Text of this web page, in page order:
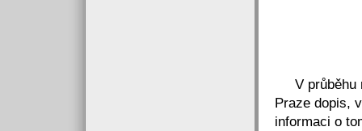
V průběhu
Praze dopis,
informaci o